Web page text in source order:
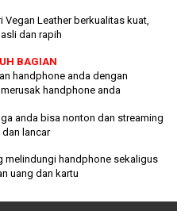
Vegan Leather berkualitas kuat,
dan rapih
BAGIAN
handphone anda dengan
handphone anda
anda bisa nonton dan streaming
lancar
melindungi handphone sekaligus
uang dan kartu